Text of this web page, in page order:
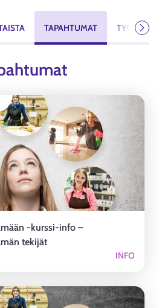
TAPAHTUMAT TYÖPAIKAT
-kurssi-info –
tekijät
INFO